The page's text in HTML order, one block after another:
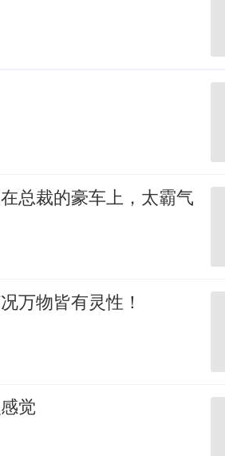
总裁的豪车上，太霸气
万物皆有灵性！
觉